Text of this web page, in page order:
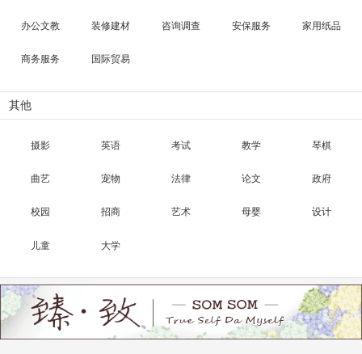
办公文教 装修建材 咨询调查 安保服务 家用纸品
商务服务 国际贸易
其他
摄影 英语 考试 教学 琴棋
曲艺 宠物 法律 论文 政府
校园 招商 艺术 母婴 设计
儿童 大学